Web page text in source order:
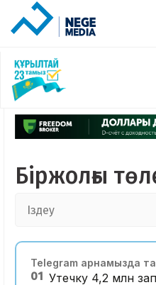
Біржолғы
Telegram арнамызда
01 Утечку 4,2 млн